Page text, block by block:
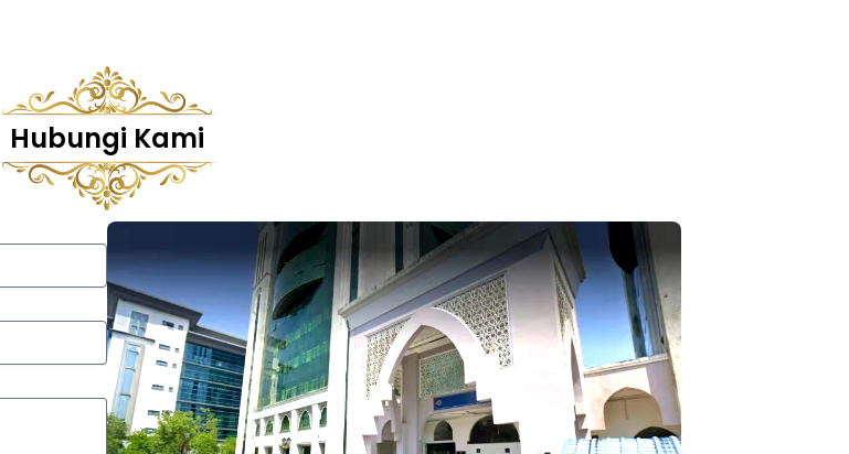
Hubungi Kami